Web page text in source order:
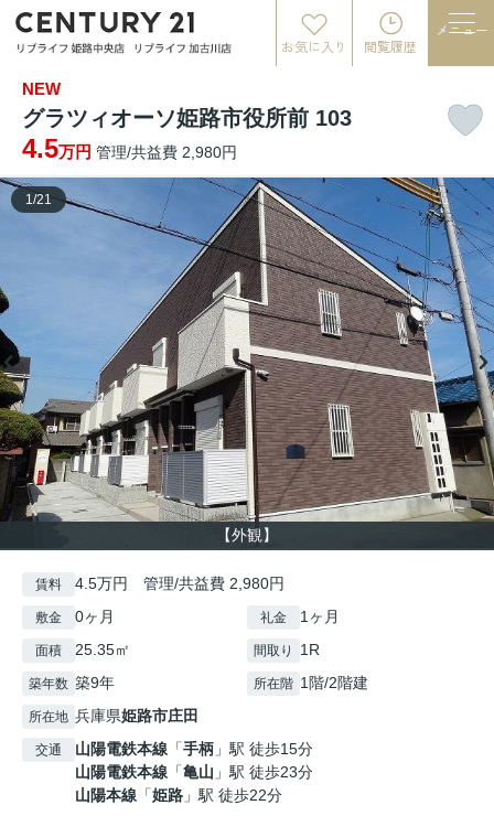
お気に入り 閲覧履歴
メニュー
NEW
グラツィオーソ姫路市役所前 103
4.5万円 管理/共益費 2,980円
【外観】
1 /21
賃料 4.5万円 管理/共益費 2,980円
敷金 0ヶ月 礼金 1ヶ月
面積 25.35㎡ 間取り 1R
築年数 築9年 所在階 1階/2階建
所在地 兵庫県姫路市庄田
交通 山陽電鉄本線 「手柄 」駅 徒歩15分
山陽電鉄本線 「亀山 」駅 徒歩23分
山陽本線 「姫路 」駅 徒歩22分